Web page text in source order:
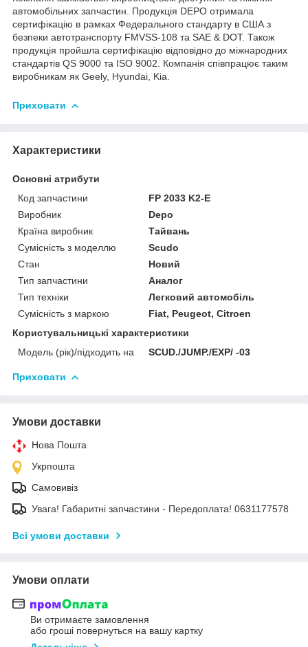
автомобільних запчастин. Продукція DEPO отримала
сертифікацію в рамках Федерального стандарту в США з
безпеки автотранспорту FMVSS-108 та SAE & DOT. Також
продукція пройшла сертифікацію відповідно до міжнародних
стандартів QS 9000 та ISO 9002. Компанія співпрацює таким
виробникам як Geely, Hyundai, Kia.
Приховати
Характеристики
Основні атрибути
Код запчастини
FP 2033 K2-E
Виробник
Depo
Країна виробник
Тайвань
Сумісність з моделлю
Scudo
Стан
Новий
Тип запчастини
Аналог
Тип техніки
Легковий автомобіль
Сумісність з маркою
Fiat, Peugeot, Citroen
Користувальницькі характеристики
Модель (рік)/підходить на
SCUD./JUMP./EXP/ -03
Приховати
Умови доставки
Нова Пошта
Укрпошта
Самовивіз
Увага! Габаритні запчастини - Передоплата! 0631177578
Всі умови доставки
Умови оплати
Ви отримаєте замовлення
або гроші повернуться на вашу картку